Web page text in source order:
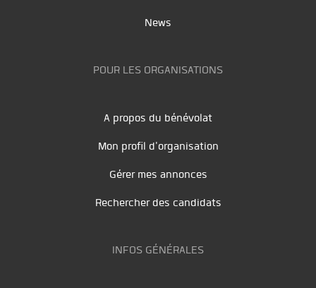
News
POUR LES ORGANISATIONS
A propos du bénévolat
Mon profil d'organisation
Gérer mes annonces
Rechercher des candidats
INFOS GÉNÉRALES